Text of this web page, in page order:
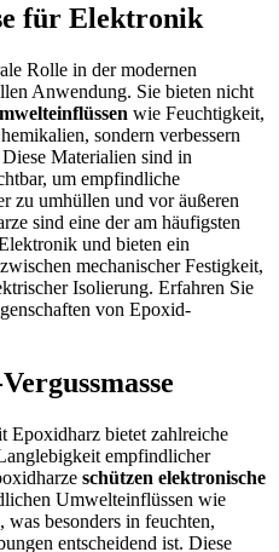
für Elektronik
Rolle in der modernen
Anwendung. Sie bieten nicht
wie Feuchtigkeit,
sondern verbessern
Materialien sind in
um empfindliche
zu umhüllen und vor äußeren
sind eine der am häufigsten
und bieten ein
mechanischer Festigkeit,
Isolierung. Erfahren Sie
von Epoxid-
Epoxidharz bietet zahlreiche
empfindlicher
schützen elektronische
Umwelteinflüssen wie
besonders in feuchten,
entscheidend ist. Diese